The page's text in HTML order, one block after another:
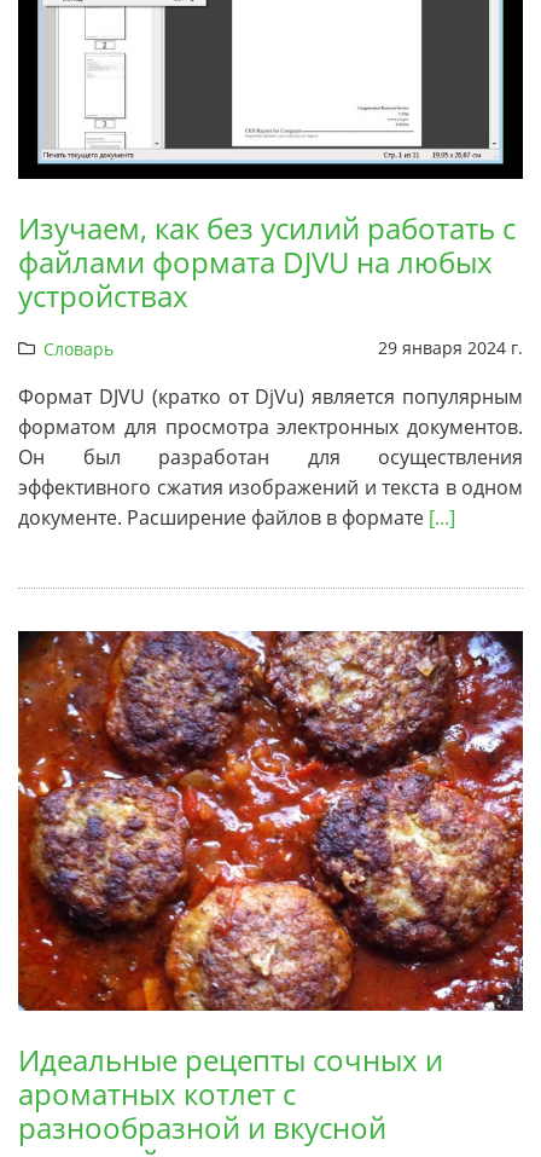
Изучаем, как без усилий работать с
файлами формата DJVU на любых
устройствах
Словарь 29 января 2024 г.
Формат DJVU (кратко от DjVu) является популярным
форматом для просмотра электронных документов.
Он был разработан для осуществления
эффективного сжатия изображений и текста в одном
документе. Расширение файлов в формате [...]
Идеальные рецепты сочных и
ароматных котлет с
разнообразной и вкусной